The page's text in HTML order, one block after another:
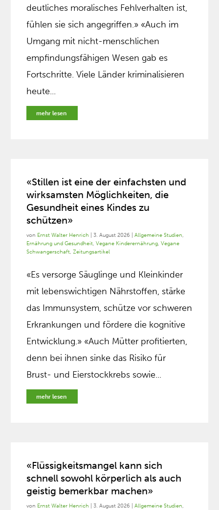
deutliches moralisches Fehlverhalten ist,
fühlen sie sich angegriffen.» «Auch im
Umgang mit nicht-menschlichen
empfindungsfähigen Wesen gab es
Fortschritte. Viele Länder kriminalisieren
heute...
mehr lesen
«Stillen ist eine der einfachsten und
wirksamsten Möglichkeiten, die
Gesundheit eines Kindes zu
schützen»
von Ernst Walter Henrich |3. August 2026 |Allgemeine Studien,
Ernährung und Gesundheit,Vegane Kinderernährung,Vegane
Schwangerschaft,Zeitungsartikel
«Es versorge Säuglinge und Kleinkinder
mit lebenswichtigen Nährstoffen, stärke
das Immunsystem, schütze vor schweren
Erkrankungen und fördere die kognitive
Entwicklung.» «Auch Mütter profitierten,
denn bei ihnen sinke das Risiko für
Brust- und Eierstockkrebs sowie...
mehr lesen
«Flüssigkeitsmangel kann sich
schnell sowohl körperlich als auch
geistig bemerkbar machen»
von Ernst Walter Henrich |3. August 2026 |Allgemeine Studien,